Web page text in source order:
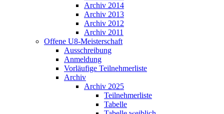
Archiv 2014
Archiv 2013
Archiv 2012
Archiv 2011
Offene U8-Meisterschaft
Ausschreibung
Anmeldung
Vorläufige Teilnehmerliste
Archiv
Archiv 2025
Teilnehmerliste
Tabelle